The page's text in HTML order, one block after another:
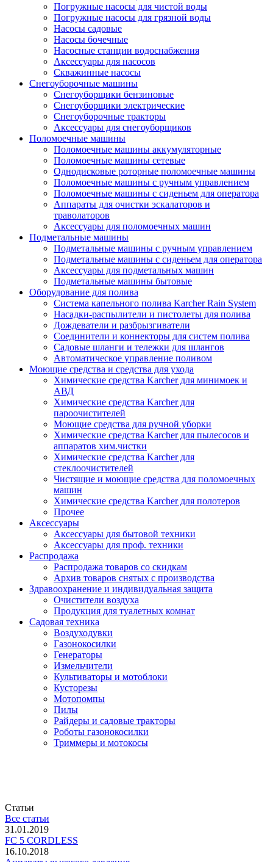
Погружные насосы для чистой воды
Погружные насосы для грязной воды
Насосы садовые
Насосы бочечные
Насосные станции водоснабжения
Аксессуары для насосов
Скважинные насосы
Снегоуборочные машины
Снегоуборщики бензиновые
Снегоуборщики электрические
Снегоуборочные тракторы
Аксессуары для снегоуборщиков
Поломоечные машины
Поломоечные машины аккумуляторные
Поломоечные машины сетевые
Однодисковые роторные поломоечные машины
Поломоечные машины с ручным управлением
Поломоечные машины с сиденьем для оператора
Аппараты для очистки эскалаторов и
траволаторов
Аксессуары для поломоечных машин
Подметальные машины
Подметальные машины с ручным управлением
Подметальные машины с сиденьем для оператора
Аксессуары для подметальных машин
Подметальные машины бытовые
Оборудование для полива
Система капельного полива Karcher Rain System
Насадки-распылители и пистолеты для полива
Дождеватели и разбрызгиватели
Соединители и коннекторы для систем полива
Садовые шланги и тележки для шлангов
Автоматическое управление поливом
Моющие средства и средства для ухода
Химические средства Karcher для минимоек и
АВД
Химические средства Karcher для
пароочистителей
Моющие средства для ручной уборки
Химические средства Karcher для пылесосов и
аппаратов хим.чистки
Химические средства Karcher для
стеклоочистителей
Чистящие и моющие средства для поломоечных
машин
Химические средства Karcher для полотеров
Прочее
Аксессуары
Аксессуары для бытовой техники
Аксессуары для проф. техники
Распродажа
Распродажа товаров со скидкам
Архив товаров снятых с производства
Здравоохранение и индивидуальная защита
Очистители воздуха
Продукция для туалетных комнат
Садовая техника
Воздуходувки
Газонокосилки
Генераторы
Измельчители
Культиваторы и мотоблоки
Кусторезы
Мотопомпы
Пилы
Райдеры и садовые тракторы
Роботы газонокосилки
Триммеры и мотокосы
Статьи
Все статьи
31.01.2019
FC 5 CORDLESS
16.10.2018